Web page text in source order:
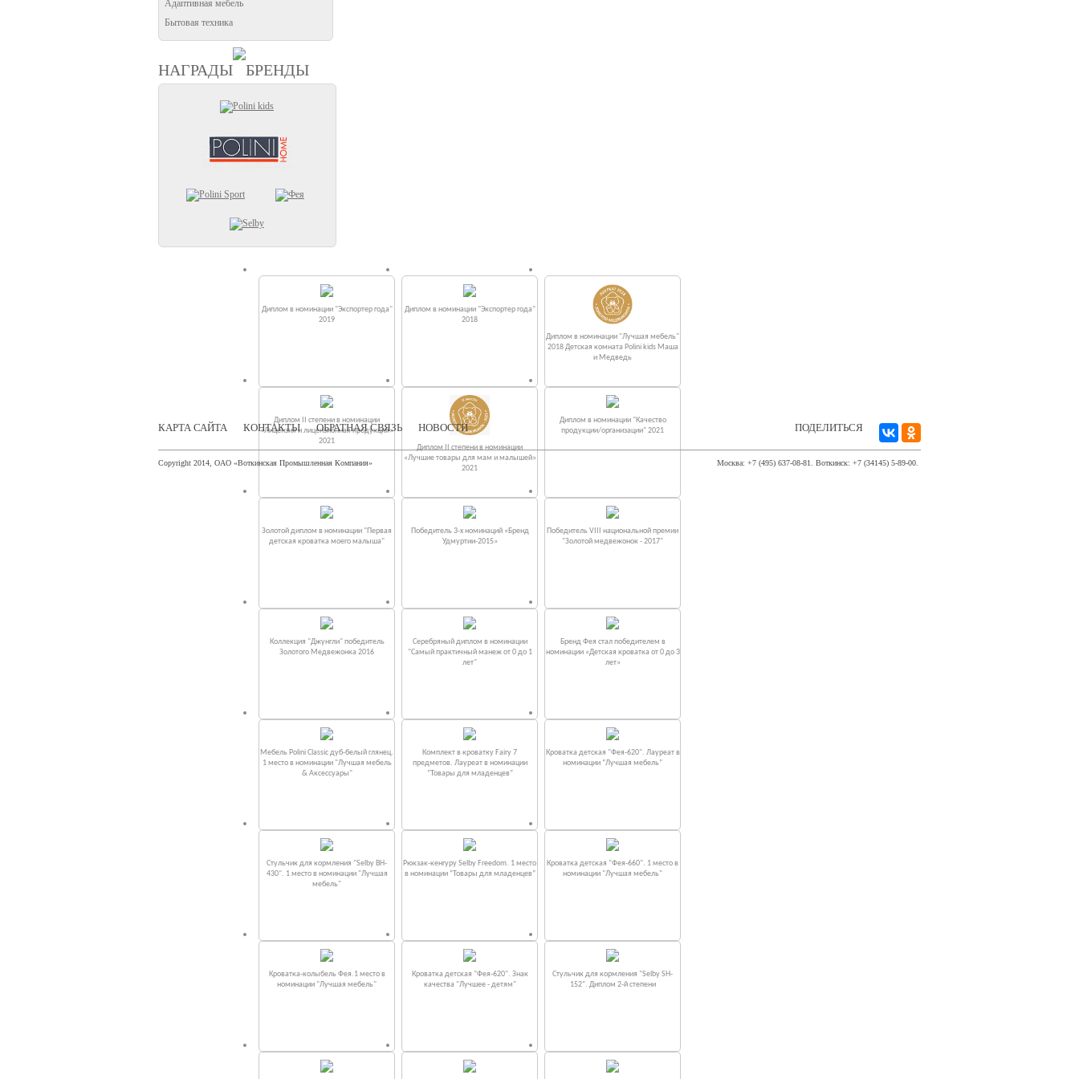
Адаптивная мебель
Бытовая техника
НАГРАДЫ БРЕНДЫ
Диплом в номинации "Экспортер года"
2019
Диплом в номинации "Экспортер года"
2018
Диплом в номинации "Лучшая мебель"
2018 Детская комната Polini kids Маша
и Медведь
Диплом II степени в номинации
«Лицензия и лицензионная продукция»
2021
Диплом II степени в номинации
«Лучшие товары для мам и малышей»
2021
Диплом в номинации "Качество
продукции/организации" 2021
Золотой диплом в номинации "Первая
детская кроватка моего малыша"
Победитель 3-х номинаций «Бренд
Удмуртии-2015»
Победитель VIII национальной премии
"Золотой медвежонок - 2017"
Коллекция "Джунгли" победитель
Золотого Медвежонка 2016
Серебряный диплом в номинации
"Самый практичный манеж от 0 до 1
лет"
Бренд Фея стал победителем в
номинации «Детская кроватка от 0 до 3
лет»
Мебель Polini Classic дуб-белый глянец.
1 место в номинации "Лучшая мебель
& Аксессуары"
Комплект в кроватку Fаiry 7
предметов. Лауреат в номинации
“Товары для младенцев”
Кроватка детская "Фея-620". Лауреат в
номинации “Лучшая мебель”
Стульчик для кормления "Selby BH-
430". 1 место в номинации "Лучшая
мебель"
Рюкзак-кенгуру Selby Freedom. 1 место
в номинации “Товары для младенцев”
Кроватка детская "Фея-660". 1 место в
номинации "Лучшая мебель"
Кроватка-колыбель Фея.1 место в
номинации "Лучшая мебель"
Кроватка детская "Фея-620". Знак
качества "Лучшее - детям"
Стульчик для кормления "Selby SH-
152". Диплом 2-й степени
КАРТА САЙТА КОНТАКТЫ ОБРАТНАЯ СВЯЗЬ НОВОСТИ ПОДЕЛИТЬСЯ
Copyright 2014, ОАО «Воткинская Промышленная Компания» Москва: +7 (495) 637-08-81. Воткинск: +7 (34145) 5-89-00.